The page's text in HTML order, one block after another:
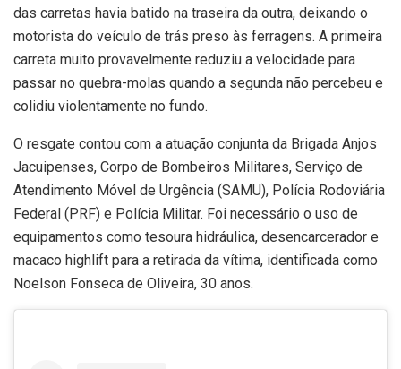
das carretas havia batido na traseira da outra, deixando o
motorista do veículo de trás preso às ferragens. A primeira
carreta muito provavelmente reduziu a velocidade para
passar no quebra-molas quando a segunda não percebeu e
colidiu violentamente no fundo.
O resgate contou com a atuação conjunta da Brigada Anjos
Jacuipenses, Corpo de Bombeiros Militares, Serviço de
Atendimento Móvel de Urgência (SAMU), Polícia Rodoviária
Federal (PRF) e Polícia Militar. Foi necessário o uso de
equipamentos como tesoura hidráulica, desencarcerador e
macaco highlift para a retirada da vítima, identificada como
Noelson Fonseca de Oliveira, 30 anos.